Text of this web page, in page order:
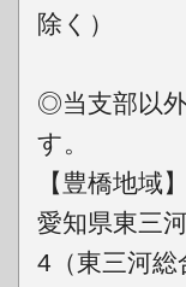
除く）
◎当支部以
す。
【豊橋地域】
愛知県東三
4（東三河